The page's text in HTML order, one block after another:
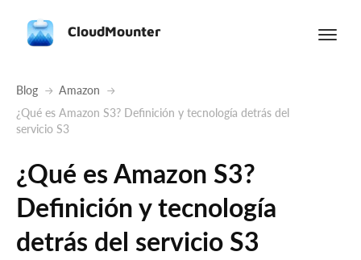
CloudMounter
Blog
Amazon
¿Qué es Amazon S3? Definición y tecnología detrás del
servicio S3
¿Qué es Amazon S3?
Definición y tecnología
detrás del servicio S3